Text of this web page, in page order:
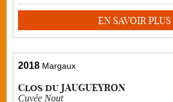
EN SAVOIR PLUS
2018 Margaux
Clos du JAUGUEYRON
Cuvée Nout